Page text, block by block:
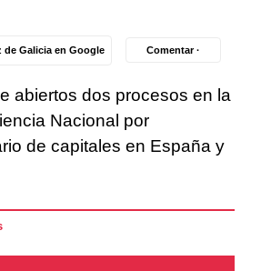
de Galicia en Google Comentar ·
abiertos dos procesos en la
Nacional por
de capitales en España y